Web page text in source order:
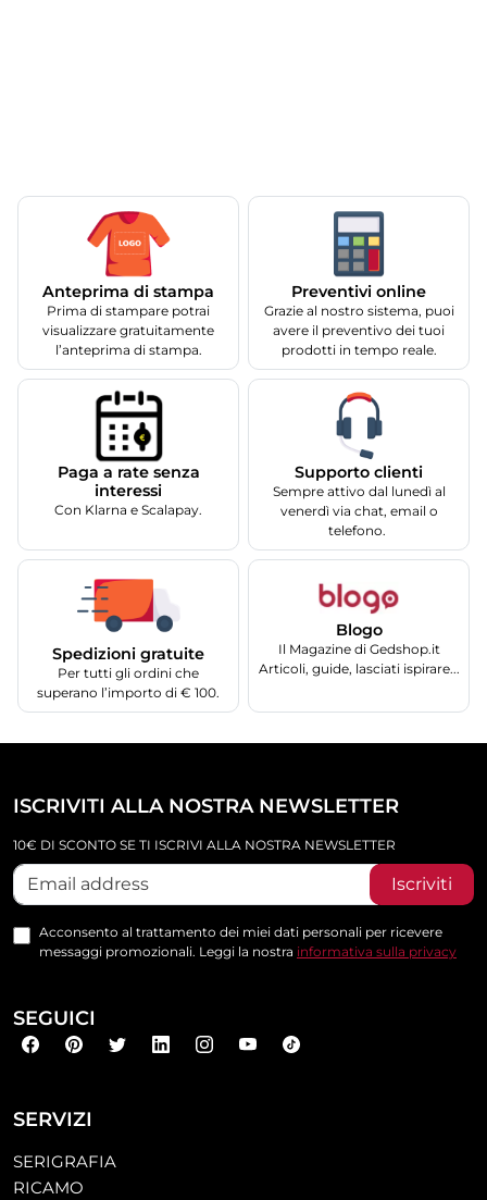
Anteprima di stampa
Prima di stampare potrai
visualizzare gratuitamente
l’anteprima di stampa.
Preventivi online
Grazie al nostro sistema, puoi
avere il preventivo dei tuoi
prodotti in tempo reale.
Paga a rate senza
interessi
Con Klarna e Scalapay.
Supporto clienti
Sempre attivo dal lunedì al
venerdì via chat, email o
telefono.
Spedizioni gratuite
Per tutti gli ordini che
superano l’importo di € 100.
Blogo
Il Magazine di Gedshop.it
Articoli, guide, lasciati ispirare...
SERVIZI
SERIGRAFIA
RICAMO
ISCRIVITI ALLA NOSTRA NEWSLETTER
10€ DI SCONTO SE TI ISCRIVI ALLA NOSTRA NEWSLETTER
Iscriviti
Acconsento al trattamento dei miei dati personali per ricevere
messaggi promozionali. Leggi la nostra informativa sulla privacy
SEGUICI